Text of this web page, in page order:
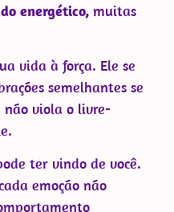
energético, muitas
vida à força. Ele se
semelhantes se
viola o livre-
ter vindo de você.
emoção não